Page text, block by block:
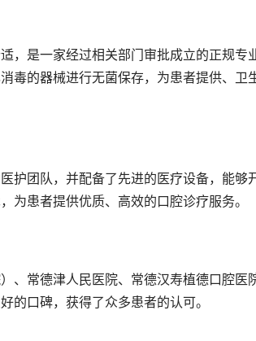
，是一家经过相关部门审批成立的正规专
毒的器械进行无菌保存，为患者提供、卫
护团队，并配备了先进的医疗设备，能够
为患者提供优质、高效的口腔诊疗服务。
、常德津人民医院、常德汉寿植德口腔医
的口碑，获得了众多患者的认可。